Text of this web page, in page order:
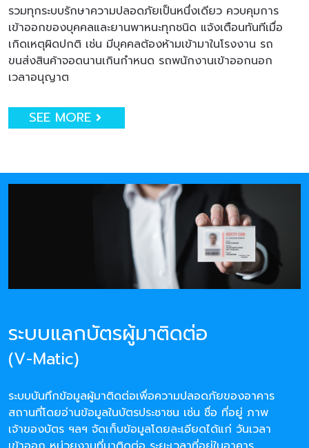
รวมทุกระบบรักษาความปลอดภัยเป็นหนึ่งเดียว ควบคุมการ
เข้าออกของบุคคลและยานพาหนะทุกชนิด แจ้งเตือนทันทีเมื่อ
เกิดเหตุผิดปกติ เช่น มีบุคคลต้องห้ามเข้ามาในโรงงาน รถ
ขนส่งสินค้าจอดนานเกินกำหนด รถพนักงานเข้าออกนอก
เวลาอนุญาต
SEE MORE
ระบบแลกบัตรผู้มาติดต่อ
(V-Matic)
ระบบบันทึกข้อมูลผู้มาติดต่อเพื่อความปลอดภัยของอาคาร
สถานที่โดยอ่านข้อมูลในบัตรประชาชน เช่น ชื่อ ที่อยู่ ภาพ
เจ้าของบัตร ฯลฯ จัดเก็บข้อมูลโดยละเอียดได้แก่ วันเวลา